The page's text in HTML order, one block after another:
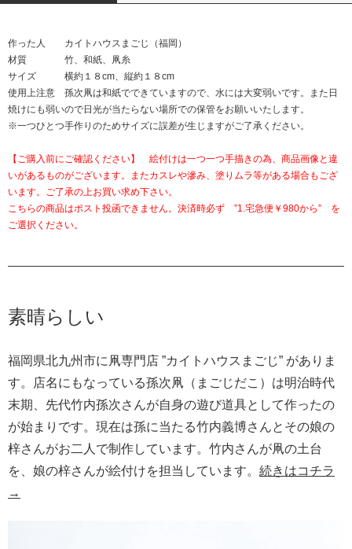
作った人 カイトハウスまごじ（福岡）
材質 竹、和紙、凧糸
サイズ 横約１８cm、縦約１８cm
使用上注意 孫次凧は和紙でできていますので、水には大変弱いです。また日
焼けにも弱いので日光が当たらない場所での保管をお願いいたします。
※一つひとつ手作りのためサイズに誤差が生じますがご了承ください。
【ご購入前にご確認ください】 絵付けは一つ一つ手描きの為、商品画像と違
いがあるものがございます。またカスレや滲み、塗りムラ等がある場合もござ
います。ご了承の上お買い求め下さい。
こちらの商品はポスト投函できません。決済時必ず ”1.宅急便￥980から” を
ご選択ください。
素晴らしい
福岡県北九州市に凧専門店 ”カイトハウスまごじ” がありま
す。店名にもなっている孫次凧（まごじだこ）は明治時代
末期、先代竹内孫次さんが自身の遊び道具として作ったの
が始まりです。現在は孫に当たる竹内義博さんとその娘の
梓さんがお二人で制作しています。竹内さんが凧の土台
を、娘の梓さんが絵付けを担当しています。 続きはコチラ
→